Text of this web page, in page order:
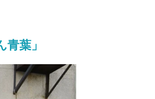
葉」